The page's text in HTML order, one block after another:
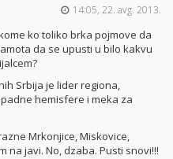
14:05, 22. avg. 2013.
ko toliko brka pojmove da
da se upusti u bilo kakvu
Srbija je lider regiona,
hemisfere i meka za
Mrkonjice, Miskovice,
na javi. No, dzaba. Pusti snovi!!!